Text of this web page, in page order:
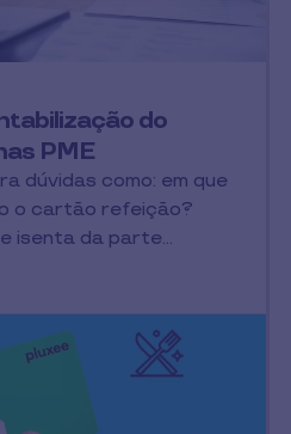
do
PME
dúvidas como: em que
o cartão refeição?
isenta da parte…